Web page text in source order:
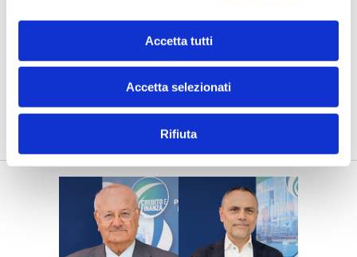
Accetta tutti
Accetta selezionati
Rifiuta
CREDITO E FINANZA 2024
Macchi (KPMG): "Il ruolo del credito
per la transizione energetica"
di Flavio Padovan, Maddalena Libertini -"Misurare il livello delle
emissioni finanziate attraverso prestiti e crediti, defini...